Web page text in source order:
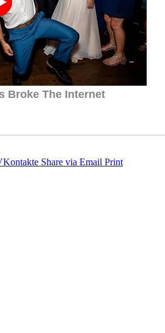
Share via Email Print